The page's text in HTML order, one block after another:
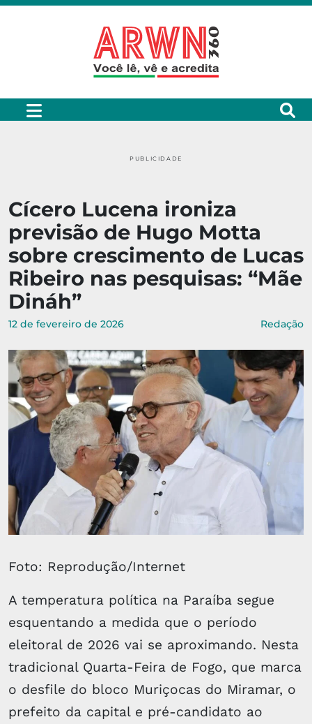
PUBLICIDADE
Cícero Lucena ironiza
previsão de Hugo Motta
sobre crescimento de Lucas
Ribeiro nas pesquisas: “Mãe
Dináh”
12 de fevereiro de 2026 Redação
Foto: Reprodução/Internet
A temperatura política na Paraíba segue
esquentando a medida que o período
eleitoral de 2026 vai se aproximando. Nesta
tradicional Quarta-Feira de Fogo, que marca
o desfile do bloco Muriçocas do Miramar, o
prefeito da capital e pré-candidato ao